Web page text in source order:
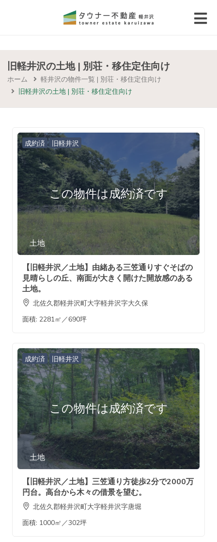
(物件種別から選ぶ)
(価格帯から選ぶ)
(コラム・移住者の声)
(お問い合わせ)
旧軽井沢の土地 | 別荘・移住定住向け
ホーム
軽井沢の物件一覧 | 別荘・移住定住向け
旧軽井沢の土地 | 別荘・移住定住向け
この物件は成約済です
成約済 旧軽井沢
土地
【旧軽井沢／土地】由緒ある三笠通りすぐそばの
見晴らしの丘、南面が大きく開けた開放感のある
土地。
北佐久郡軽井沢町大字軽井沢字大久保
面積: 2281㎡／690坪
この物件は成約済です
成約済 旧軽井沢
土地
【旧軽井沢／土地】三笠通り方徒歩2分で2000万
円台。高台から木々の借景を望む。
北佐久郡軽井沢町大字軽井沢字唐堀
面積: 1000㎡／302坪